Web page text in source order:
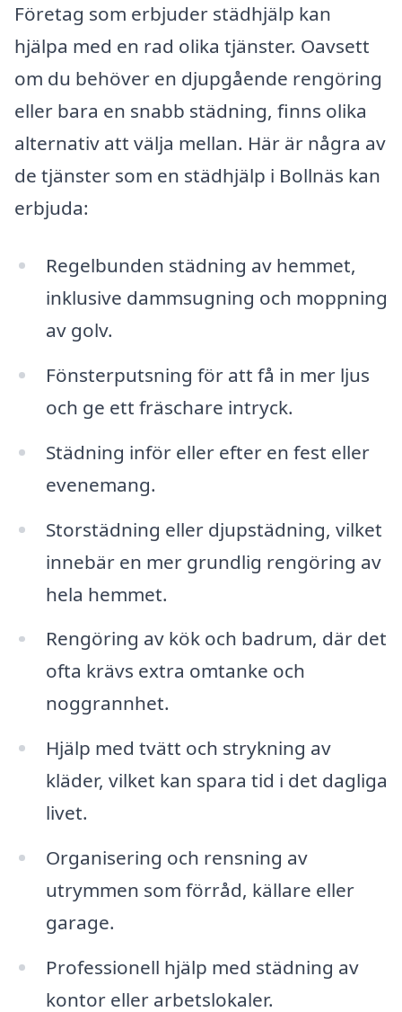
Företag som erbjuder städhjälp kan
hjälpa med en rad olika tjänster. Oavsett
om du behöver en djupgående rengöring
eller bara en snabb städning, finns olika
alternativ att välja mellan. Här är några av
de tjänster som en städhjälp i Bollnäs kan
erbjuda:
Regelbunden städning av hemmet,
inklusive dammsugning och moppning
av golv.
Fönsterputsning för att få in mer ljus
och ge ett fräschare intryck.
Städning inför eller efter en fest eller
evenemang.
Storstädning eller djupstädning, vilket
innebär en mer grundlig rengöring av
hela hemmet.
Rengöring av kök och badrum, där det
ofta krävs extra omtanke och
noggrannhet.
Hjälp med tvätt och strykning av
kläder, vilket kan spara tid i det dagliga
livet.
Organisering och rensning av
utrymmen som förråd, källare eller
garage.
Professionell hjälp med städning av
kontor eller arbetslokaler.